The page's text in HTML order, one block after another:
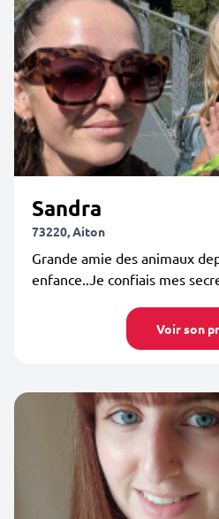
Sandra
73220, Aiton
Grande amie des animaux
enfance..Je confiais mes
Voir son